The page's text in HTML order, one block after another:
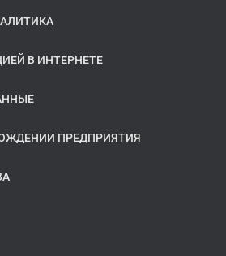
В ИНТЕРНЕТЕ
ПРЕДПРИЯТИЯ